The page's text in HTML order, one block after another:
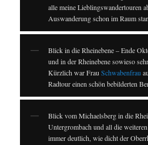
alle meine Lieblingswandertouren
Auswanderung schon im Raum
Blick in die Rheinebene – Ende
und in der Rheinebene sowieso
Kürzlich war Frau Schwabenfrau
Radtour einen schön bebilderten
Blick vom Michaelsberg in die
Untergrombach und all die
immer deutlich, wie dicht der